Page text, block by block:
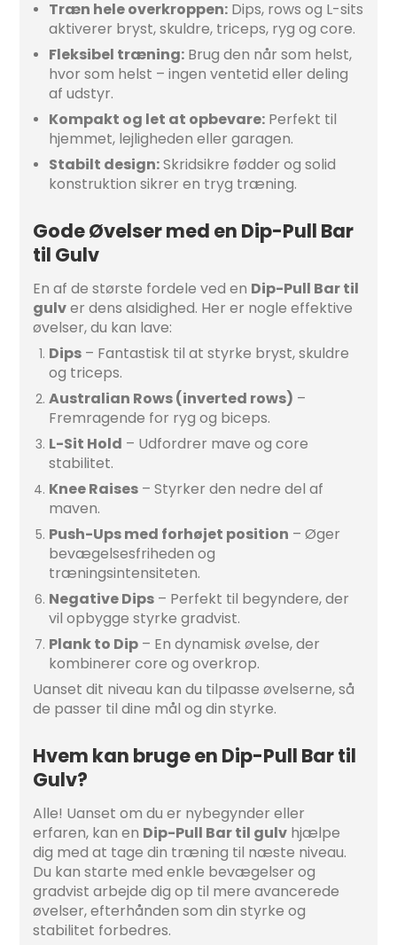
Træn hele overkroppen:Dips, rows og L-sits
aktiverer bryst, skuldre, triceps, ryg og core.
Fleksibel træning:Brug den når som helst,
hvor som helst – ingen ventetid eller deling
af udstyr.
Kompakt og let at opbevare:Perfekt til
hjemmet, lejligheden eller garagen.
Stabilt design:Skridsikre fødder og solid
konstruktion sikrer en tryg træning.
Gode Øvelser med en Dip-Pull Bar
til Gulv
En af de største fordele ved en Dip-Pull Bar til
gulver dens alsidighed. Her er nogle effektive
øvelser, du kan lave:
Dips– Fantastisk til at styrke bryst, skuldre
og triceps.
Australian Rows (inverted rows) –
Fremragende for ryg og biceps.
L-Sit Hold – Udfordrer mave og core
stabilitet.
Knee Raises– Styrker den nedre del af
maven.
Push-Ups med forhøjet position – Øger
bevægelsesfriheden og
træningsintensiteten.
Negative Dips– Perfekt til begyndere, der
vil opbygge styrke gradvist.
Plank to Dip– En dynamisk øvelse, der
kombinerer core og overkrop.
Uanset dit niveau kan du tilpasse øvelserne, så
de passer til dine mål og din styrke.
Hvem kan bruge en Dip-Pull Bar til
Gulv?
Alle! Uanset om du er nybegynder eller
erfaren, kan en Dip-Pull Bar til gulv hjælpe
dig med at tage din træning til næste niveau.
Du kan starte med enkle bevægelser og
gradvist arbejde dig op til mere avancerede
øvelser, efterhånden som din styrke og
stabilitet forbedres.